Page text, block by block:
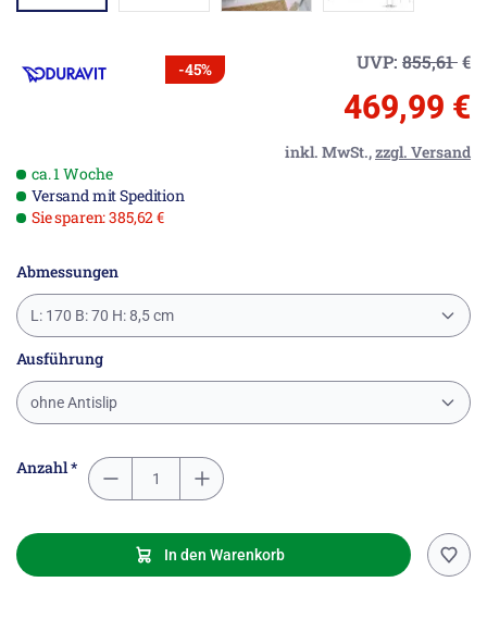
-45% UVP: 855,61€
469,99 €
inkl. MwSt.,zzgl. Versand
ca. 1 Woche
Versand mit Spedition
Sie sparen: 385,62 €
Abmessungen
L: 170 B: 70 H: 8,5 cm
Ausführung
ohne Antislip
Anzahl *
In den Warenkorb